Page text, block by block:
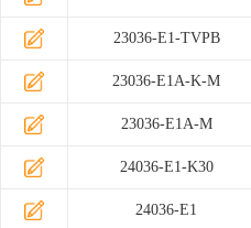
23036-E1-TVPB
23036-E1A-K-M
23036-E1A-M
24036-E1-K30
24036-E1